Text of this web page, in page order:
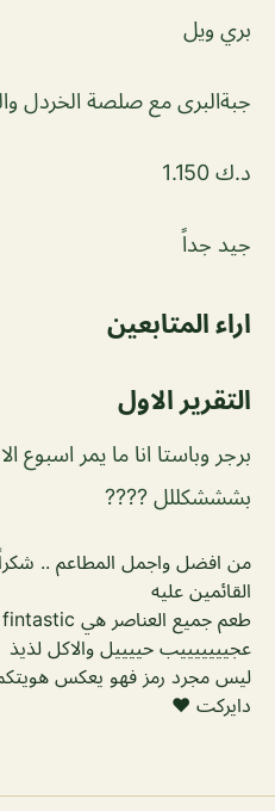
بري ويل
جبةالبرى مع صلصة الخردل
د.ك 1.150
جيد جداً
اراء المتابعين
التقرير الاول
برجر وباستا انا ما يمر اسبوع
بشششكللل ????
من افضل واجمل المطاعم .. شكراً
القائمين عليه
طعم جميع العناصر هي fintastic ، لذيذة وطازجة.
عجيييييييب حييييل والاكل لذيذ
ليس مجرد رمز فهو يعكس هويتكم
دايركت ❤️